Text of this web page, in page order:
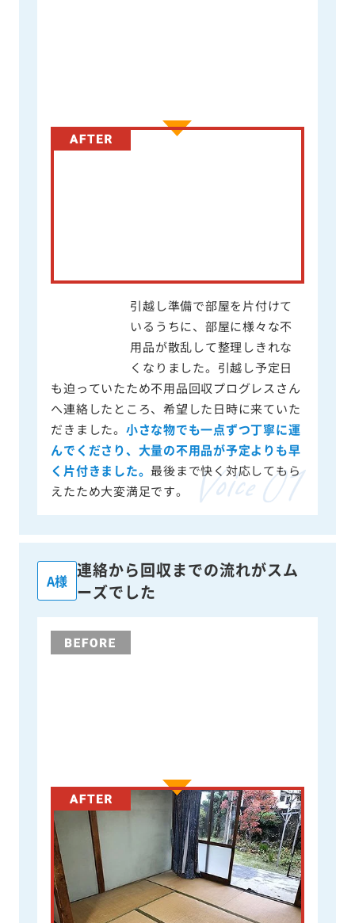
引越し準備で部屋を片付けて
いるうちに、部屋に様々な不
用品が散乱して整理しきれな
くなりました。引越し予定日
も迫っていたため不用品回収プログレスさん
へ連絡したところ、希望した日時に来ていた
だきました。 小さな物でも一点ずつ丁寧に運
んでくださり、大量の不用品が予定よりも早
く片付きました。 最後まで快く対応してもら
えたため大変満足です。
A様
連絡から回収までの流れがスム
ーズでした